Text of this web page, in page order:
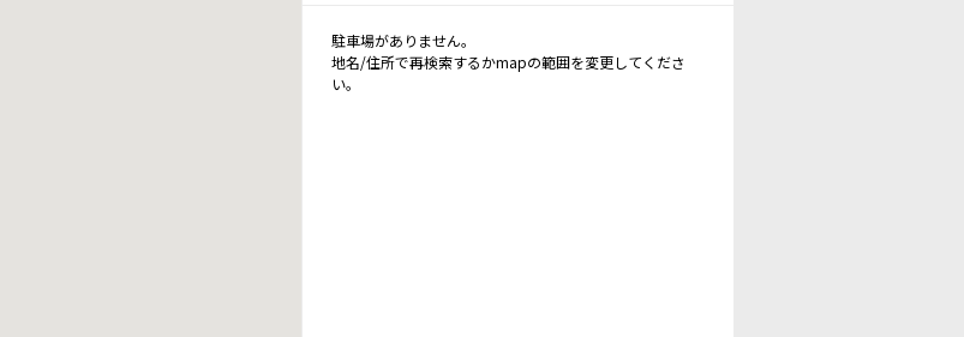
駐車場がありません。
地名/住所で再検索するかmapの範囲を変更してくださ
い。